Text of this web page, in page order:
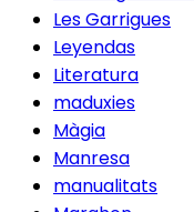
Les Garrigues
Leyendas
Literatura
maduxies
Màgia
Manresa
manualitats